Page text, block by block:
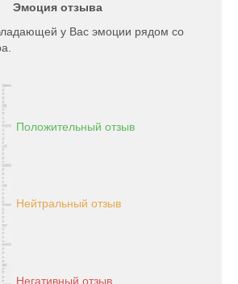
Эмоция отзыва
у Вас эмоции рядом со
Положительный отзыв
Нейтральный отзыв
Негативный отзыв